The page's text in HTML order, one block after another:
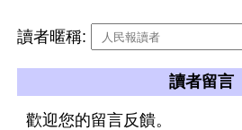
讀者暱稱:
讀者留言
歡迎您的留言反饋。